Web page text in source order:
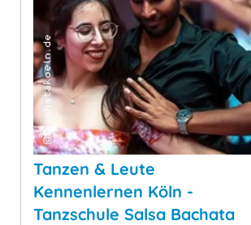
Tanzen & Leute
Kennenlernen Köln -
Tanzschule Salsa Bachata